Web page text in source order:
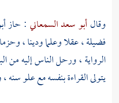
وقالأبو سعد السمعاني : حاز
فضيلة ، عقلا وعلما ودينا ،
الرواية ، ورحل الناس إليه من
يتولى القراءة بنفسه مع علو سنه